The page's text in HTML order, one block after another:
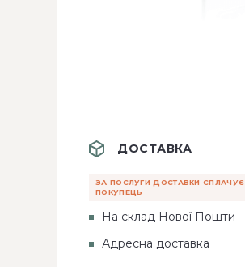
ДОСТАВКА
ЗА ПОСЛУГИ ДОСТАВКИ СПЛАЧУЄ
ПОКУПЕЦЬ
На склад Нової Пошти
Адресна доставка